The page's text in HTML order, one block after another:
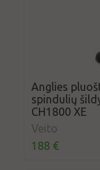
Anglies
spindulių
CH1800 XE
Veito
188 €